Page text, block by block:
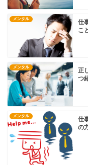
メンタル
仕
こ
メンタル
正
つ
メンタル
仕
の